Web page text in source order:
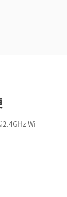
2.4GHz Wi-